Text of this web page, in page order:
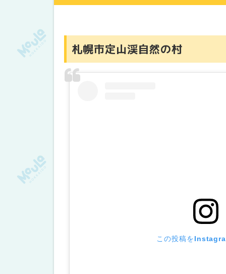
【富良野・美瑛・トマムエリア】
国設白金野営場
【小樽・キロロ・積丹エリア】
【洞爺・登別・苫小牧エリア】
札幌市定山渓自然の村
この投稿を